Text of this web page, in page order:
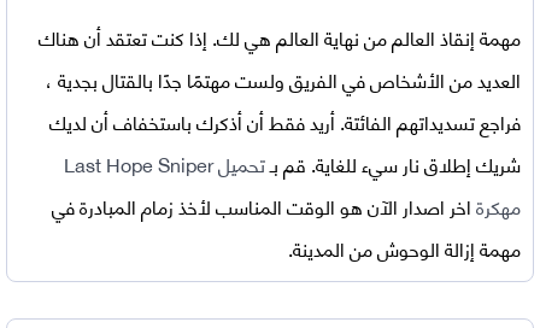
مهمة إنقاذ العالم من نهاية العالم هي لك. إذا كنت تعتقد أن هناك
العديد من الأشخاص في الفريق ولست مهتمًا جدًا بالقتال بجدية ،
فراجع تسديداتهم الفائتة. أريد فقط أن أذكرك باستخفاف أن لديك
شريك إطلاق نار سيء للغاية. قم بـ
تحميل Last Hope Sniper
مهكرةاخر اصدارالآن هو الوقت المناسب لأخذ زمام المبادرة في
مهمة إزالة الوحوش من المدينة.